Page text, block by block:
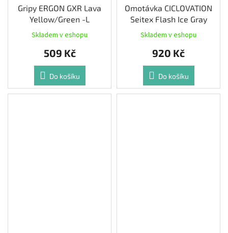
Gripy ERGON GXR Lava
Yellow/Green -L
Skladem v eshopu
509 Kč
Do košíku
Omotávka CICLOVATION
Seitex Flash Ice Gray
Skladem v eshopu
920 Kč
Do košíku